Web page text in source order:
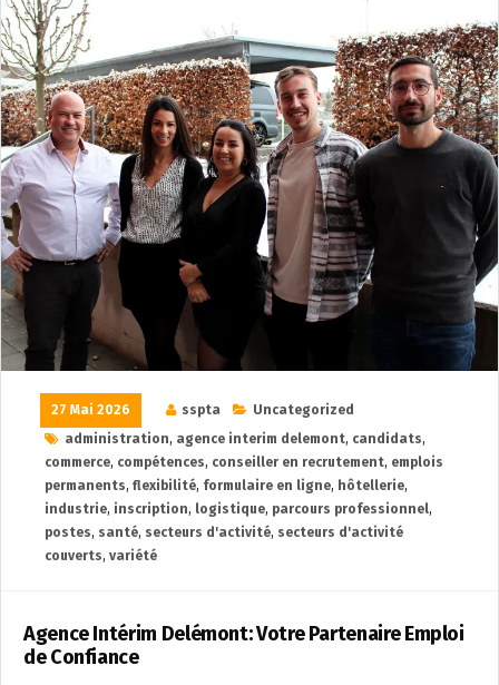
27 Mai 2026 sspta
Uncategorized
administration, agence interim delemont, candidats,
commerce, compétences, conseiller en recrutement, emplois
permanents, flexibilité, formulaire en ligne, hôtellerie,
industrie, inscription, logistique, parcours professionnel,
postes, santé, secteurs d'activité, secteurs d'activité
couverts, variété
Agence Intérim Delémont: Votre Partenaire Emploi
de Confiance